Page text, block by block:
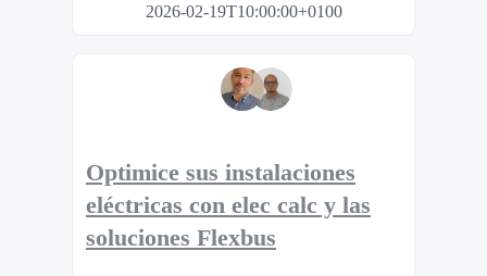
2026-02-19T10:00:00+0100
Optimice sus instalaciones
eléctricas con elec calc y las
soluciones Flexbus